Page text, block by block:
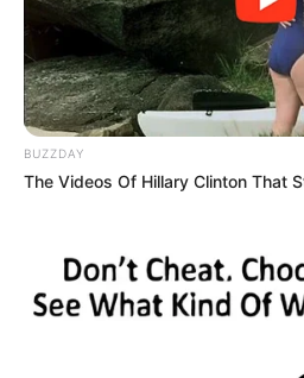
Die Torte
Schokoglasur
Fest werden lassen
Stunden im
Warum wird
Sachertorte
BUZZDAY
The Videos Of Hillary Clinton That